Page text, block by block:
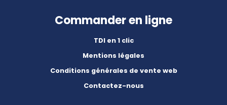
Commander en ligne
TDI en 1 clic
Mentions légales
Conditions générales de vente web
Contactez-nous